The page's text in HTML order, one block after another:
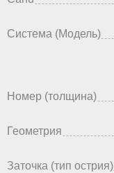
Система (Модель)
Номер (толщина)
Геометрия
Заточка (тип острия)